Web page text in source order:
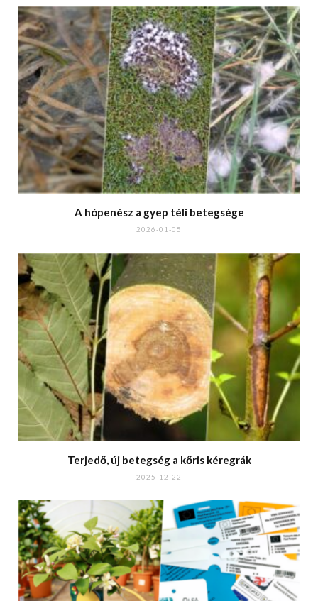
A hópenész a gyep téli betegsége
2026-01-05
Terjedő, új betegség a kőris kéregrák
2025-12-22